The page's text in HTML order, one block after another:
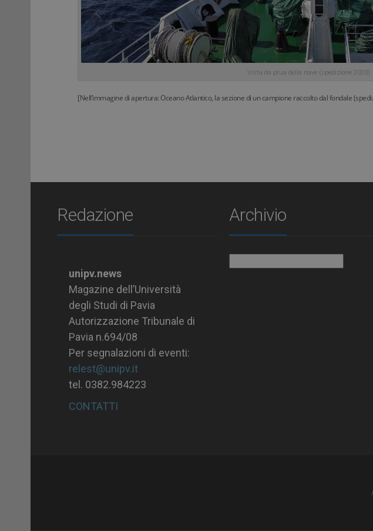
Vista da prua della nave (spedizione 2020)
[Nell’immagine di apertura: Oceano Atlantico, la sezione di un campione raccolto dal fondale
Redazione
unipv.news
Magazine dell’Università
degli Studi di Pavia
Autorizzazione Tribunale di
Pavia n.694/08
Per segnalazioni di eventi:
relest@unipv.it
tel. 0382.984223
CONTATTI
Archivio